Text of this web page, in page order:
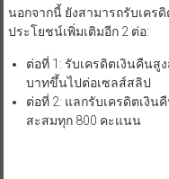
นอกจากนี้ ยังสามารถรับเคร
ประโยชน์เพิ่มเติมอีก 2 ต่อ:
ต่อที่ 1: รับเครดิตเงินคืนสู
บาทขึ้นไปต่อเซลส์สลิป
ต่อที่ 2: แลกรับเครดิตเงิน
สะสมทุก 800 คะแนน